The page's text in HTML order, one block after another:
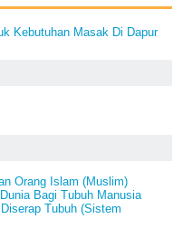
Kebutuhan Masak Di Dapur
Orang Islam (Muslim)
Bagi Tubuh Manusia
Tubuh (Sistem